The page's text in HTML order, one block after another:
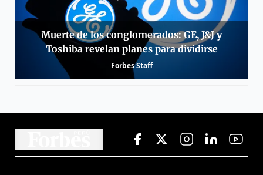
Muerte de los conglomerados: GE, J&J y
Toshiba revelan planes para dividirse
Forbes Staff